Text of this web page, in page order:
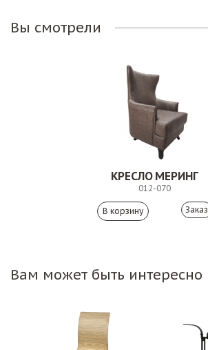
Вы смотрели
КРЕСЛО МЕРИНГ
012-070
Заказ
Вам может быть интересно